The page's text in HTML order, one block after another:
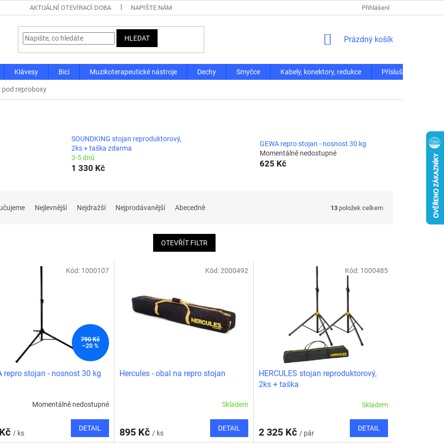
AKTUÁLNÍ OTEVÍRACÍ DOBA NAPIŠTE NÁM Přihlášení
HLEDAT
NÁKUPNÍ
Prázdný košík
Klávesy Bicí Muzikoterapeutické nástroje Dechy Smyčce Kabely, konektory, redukce Příslušenství
pod reproboxy
SOUNDKING stojan reproduktorový,
2ks + taška zdarma
3-5 dnů
1 330 Kč
GEWA repro stojan - nosnost 30 kg
Momentálně nedostupné
625 Kč
Nejlevnější Nejdražší Nejprodávanější Abecedně 13 položek celkem
OTEVŘÍT FILTR
790 Kč
–20 %
repro stojan - nosnost 30 kg
Momentálně nedostupné
/ ks
DETAIL
Kód: 1000107
Hercules - obal na repro stojan
Skladem
895 Kč / ks
DETAIL
Kód:2000492
HERCULES stojan reproduktorový,
2ks + taška
Skladem
2 325 Kč / pár
DETAIL
Kód: 1000485